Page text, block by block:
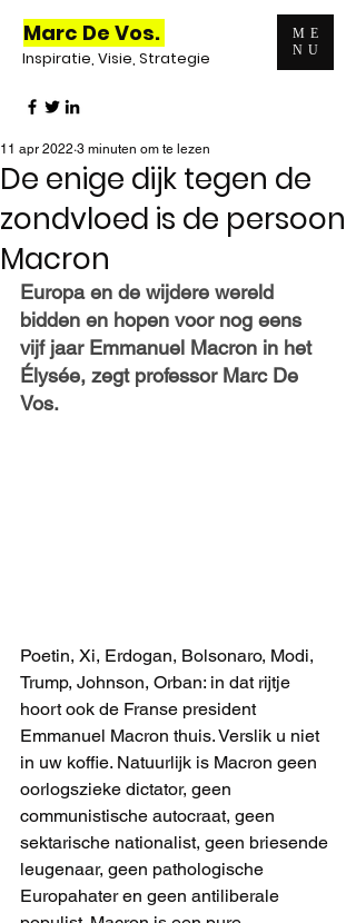
ME
NU
Marc De Vos.
Inspiratie, Visie, Strategie
De enige dijk tegen de
zondvloed is de persoon
Macron
11 apr 2022 3 minuten om te lezen
Europa en de wijdere wereld
bidden en hopen voor nog eens
vijf jaar Emmanuel Macron in het
Élysée, zegt professor Marc De
Vos.
Poetin, Xi, Erdogan, Bolsonaro, Modi,
Trump, Johnson, Orban: in dat rijtje
hoort ook de Franse president
Emmanuel Macron thuis. Verslik u niet
in uw koffie. Natuurlijk is Macron geen
oorlogszieke dictator, geen
communistische autocraat, geen
sektarische nationalist, geen briesende
leugenaar, geen pathologische
Europahater en geen antiliberale